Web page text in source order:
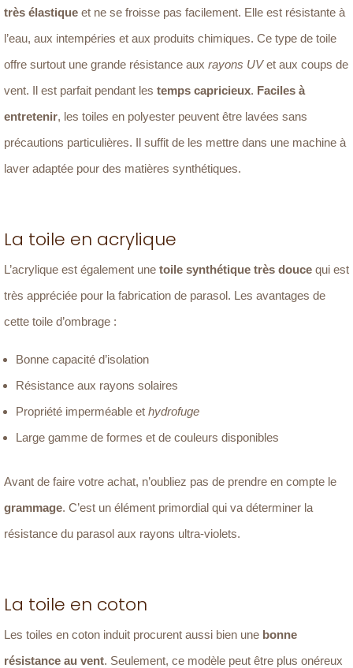
très élastique et ne se froisse pas facilement. Elle est résistante à
l’eau, aux intempéries et aux produits chimiques. Ce type de toile
offre surtout une grande résistance aux rayons UVet aux coups de
vent. Il est parfait pendant les temps capricieux. Faciles à
entretenir, les toiles en polyester peuvent être lavées sans
précautions particulières. Il suffit de les mettre dans une machine à
laver adaptée pour des matières synthétiques.
La toile en acrylique
L’acrylique est également une toile synthétique très douce qui est
très appréciée pour la fabrication de parasol. Les avantages de
cette toile d’ombrage :
Bonne capacité d’isolation
Résistance aux rayons solaires
Propriété imperméable et hydrofuge
Large gamme de formes et de couleurs disponibles
Avant de faire votre achat, n’oubliez pas de prendre en compte le
grammage. C’est un élément primordial qui va déterminer la
résistance du parasol aux rayons ultra-violets.
La toile en coton
Les toiles en coton induit procurent aussi bien une bonne
résistance au vent. Seulement, ce modèle peut être plus onéreux